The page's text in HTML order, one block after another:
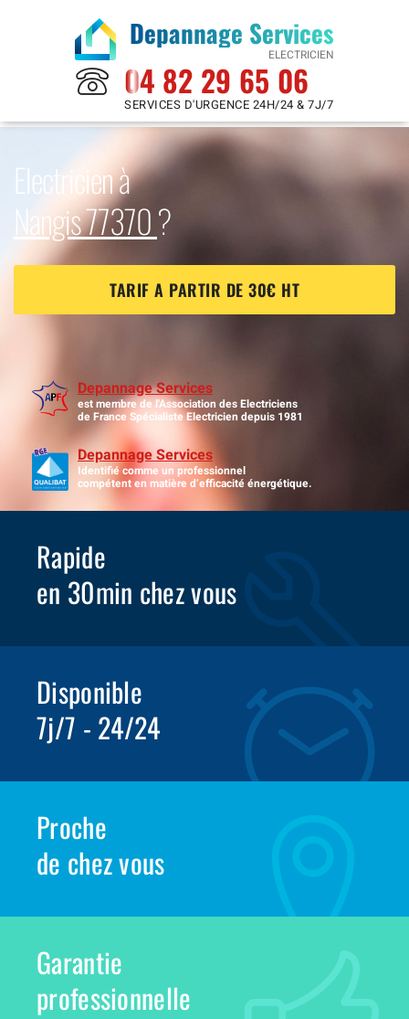
Depannage Services
ELECTRICIEN
04 82 29 65 06
SERVICES D'URGENCE 24H/24 & 7J/7
Electricien à
Nangis 77370?
TARIF A PARTIR DE 30€ HT
Depannage Services
est membre de l'Association des Electriciens
de France Spécialiste Electricien depuis 1981
Depannage Services
Identifié comme un professionnel
compétent en matière d’efficacité énergétique.
Rapide
en 30min chez vous
Disponible
7j/7 - 24/24
Proche
de chez vous
Garantie
professionnelle